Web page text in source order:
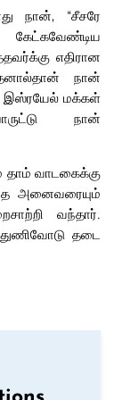
நான், “சீசரே
எதிரான
நான்
இஸ்ரயேல் மக்கள்
நான்
தாம் வாடகைக்கு
அனைவரையும்
வந்தார்.
தடை